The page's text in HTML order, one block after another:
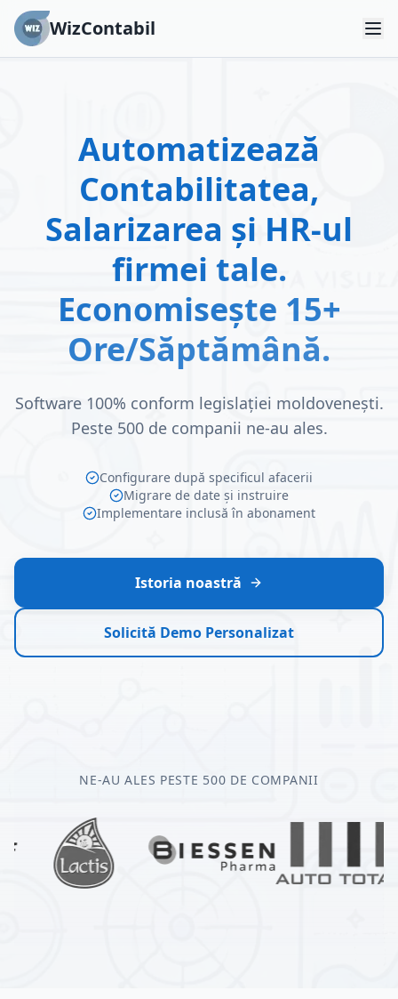
WizContabil
Automatizează
Contabilitatea,
Salarizarea și HR-ul
firmei tale.
Economisește 15+
Ore/Săptămână.
Software 100% conform legislației moldovenești.
Peste 500 de companii ne-au ales.
Configurare după specificul afacerii
Migrare de date și instruire
Implementare inclusă în abonament
Istoria noastră
Solicită Demo Personalizat
NE-AU ALES PESTE 500 DE COMPANII